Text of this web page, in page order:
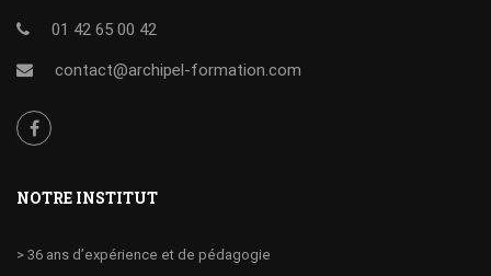
01 42 65 00 42
contact@archipel-formation.com
NOTRE INSTITUT
> 36 ans d’expérience et de pédagogie